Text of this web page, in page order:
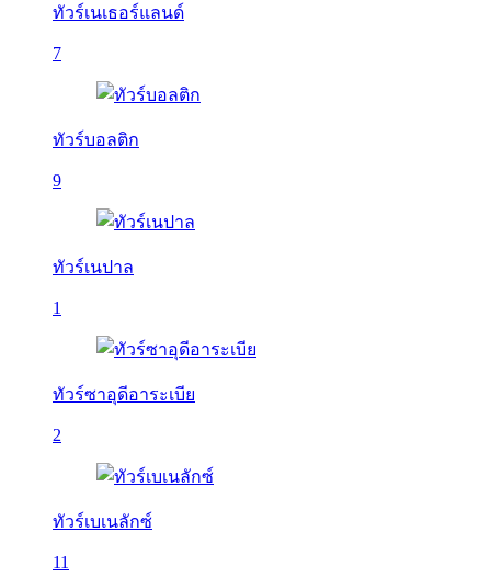
ทัวร์เนเธอร์แลนด์
7
ทัวร์บอลติก
9
ทัวร์เนปาล
1
ทัวร์ซาอุดีอาระเบีย
2
ทัวร์เบเนลักซ์
11